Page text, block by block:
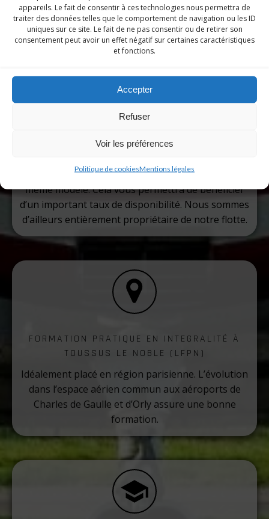
appareils. Le fait de consentir à ces technologies nous permettra de
traiter des données telles que le comportement de navigation ou les ID
uniques sur ce site. Le fait de ne pas consentir ou de retirer son
consentement peut avoir un effet négatif sur certaines caractéristiques
et fonctions.
Accepter
Refuser
Voir les préférences
Politique de cookiesMentions légales
instructeurs sont limités à 6 stagiaires simultanés.
Cela permet un suivi pédagogique personnalisé, au
plus proche de l’élève.
Notre flotte est composée de multiples avions de
même modèle. Cela vous permettra de bénéficier
d’un important taux de disponibilité. Nous sommes
d’ailleurs entièrement propriétaire de notre flotte.
FORMATION PRATIQUE EN INTEGRALITÉ À
TOUSSUS LE NOBLE (LFPN)
Idéalement placé en région parisienne. L’évolution
dans l’espace aérien commun aux aéroports de
Charles de Gaulle et d’Orly assure une bonne
formation.